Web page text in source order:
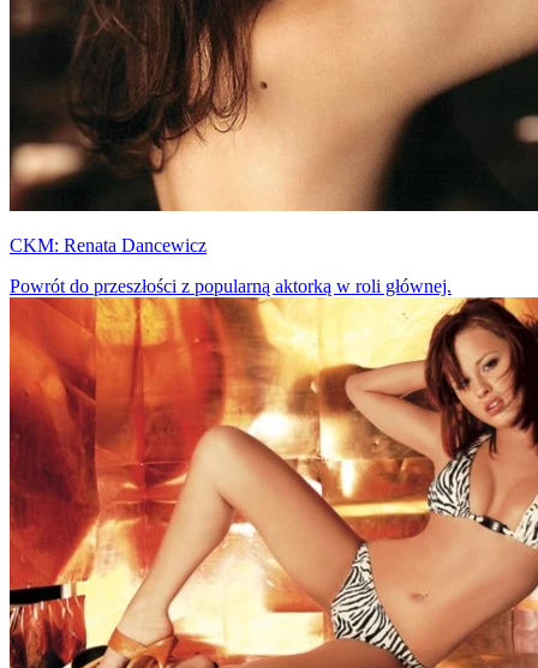
CKM: Renata Dancewicz
Powrót do przeszłości z popularną aktorką w roli głównej.